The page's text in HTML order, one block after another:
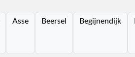
Asse Beersel Begijnendijk